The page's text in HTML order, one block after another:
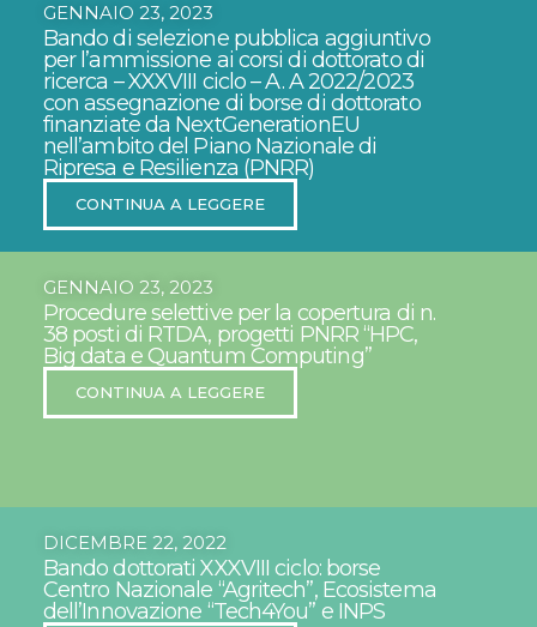
GENNAIO 23, 2023
Bando di selezione pubblica aggiuntivo
per l’ammissione ai corsi di dottorato di
ricerca – XXXVIII ciclo – A. A 2022/2023
con assegnazione di borse di dottorato
finanziate da NextGenerationEU
nell’ambito del Piano Nazionale di
Ripresa e Resilienza (PNRR)
CONTINUA A LEGGERE
GENNAIO 23, 2023
Procedure selettive per la copertura di n.
38 posti di RTDA, progetti PNRR “HPC,
Big data e Quantum Computing”
CONTINUA A LEGGERE
DICEMBRE 22, 2022
Bando dottorati XXXVIII ciclo: borse
Centro Nazionale “Agritech”, Ecosistema
dell’Innovazione “Tech4You” e INPS